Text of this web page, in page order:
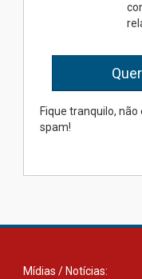
Fique tranquilo,
spam!
Mídias / Notícias: